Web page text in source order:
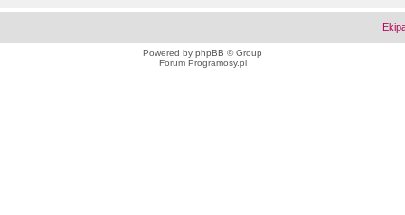
Powered by phpBB © Group
Forum Programosy.pl